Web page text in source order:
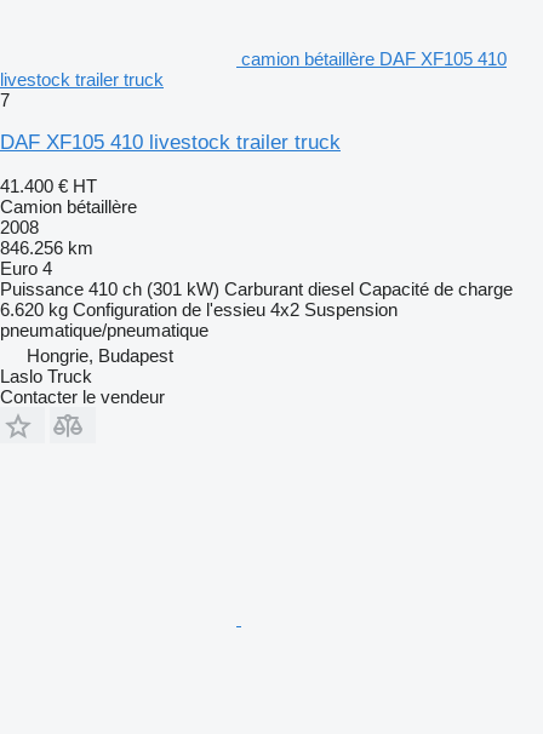
camion bétaillère DAF XF105 410
livestock trailer truck
7
DAF XF105 410 livestock trailer truck
41.400 € HT
Camion bétaillère
2008
846.256 km
Euro 4
Puissance 410 ch (301 kW) Carburant diesel Capacité de charge
6.620 kg Configuration de l'essieu 4x2 Suspension
pneumatique/pneumatique
Hongrie, Budapest
Laslo Truck
Contacter le vendeur